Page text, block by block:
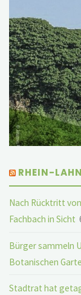
RHEIN-
Nach Rücktritt
Fachbach in Sicht
Bürger sammeln
Botanischen
Stadtrat hat